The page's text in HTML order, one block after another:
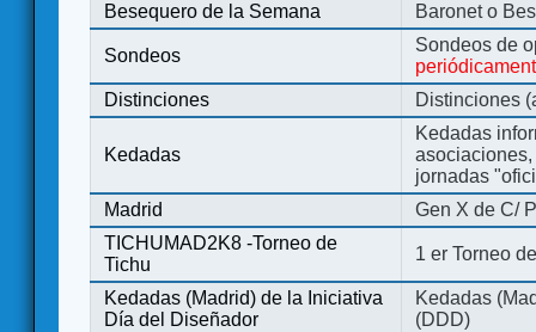
Besequero de la Semana
Baronet o
Sondeos
Sondeos de
Distinciones
Distinciones
Kedadas
Kedadas
jornadas
Madrid
Gen X de C/
TICHUMAD2K8 -Torneo de
Tichu
1 er Torneo
Kedadas (Madrid) de la Iniciativa
Día del Diseñador
Kedadas
(DDD)